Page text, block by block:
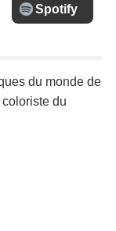
Spotify
du monde de
du